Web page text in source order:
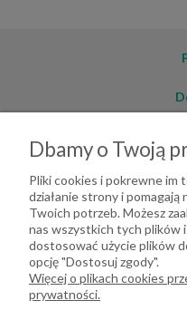
Dbamy o Twoją
Pliki cookies i pokrewne im
działanie strony i
Twoich potrzeb. Możesz
nas wszystkich tych plików
dostosować użycie plików
opcję "Dostosuj zgody".
Więcej o plikach cookies
prywatności.